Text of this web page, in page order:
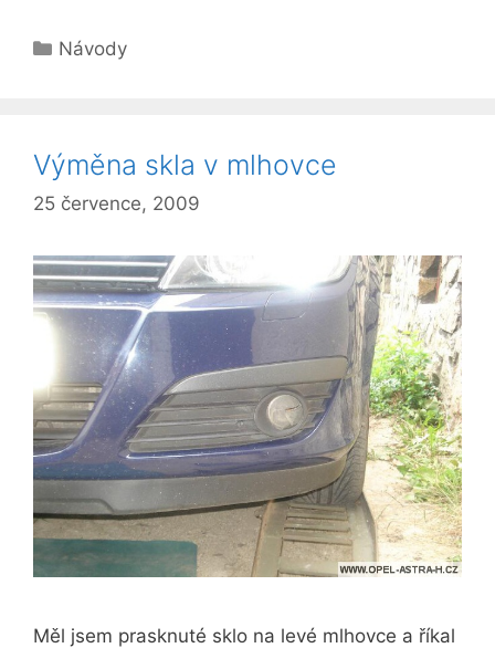
Rubriky
Návody
Výměna skla v mlhovce
25 července, 2009
Měl jsem prasknuté sklo na levé mlhovce a říkal